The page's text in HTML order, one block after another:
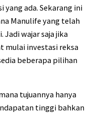
ada. Sekarang ini
Manulife yang telah
wajar saja jika
mulai investasi reksa
beberapa pilihan
tujuannya hanya
tinggi bahkan